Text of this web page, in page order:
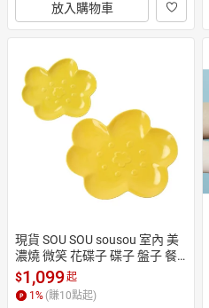
放入購物車
現貨 SOU SOU sousou 室內 美
濃燒 微笑 花碟子 碟子 盤子 餐
盤 日本製 預購代購
$1,099起
1% (賺10點起)